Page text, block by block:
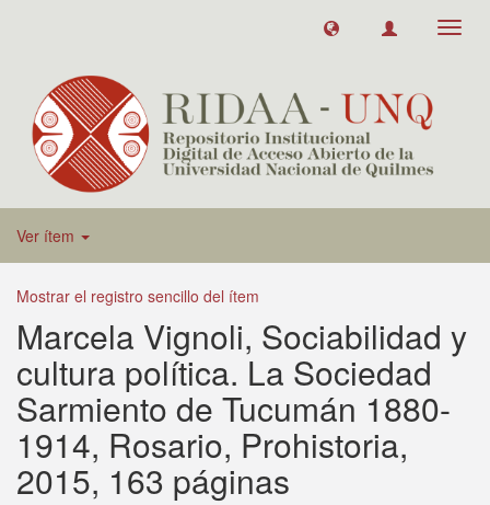
Ver ítem
Mostrar el registro sencillo del ítem
Marcela Vignoli, Sociabilidad y
cultura política. La Sociedad
Sarmiento de Tucumán 1880-
1914, Rosario, Prohistoria,
2015, 163 páginas